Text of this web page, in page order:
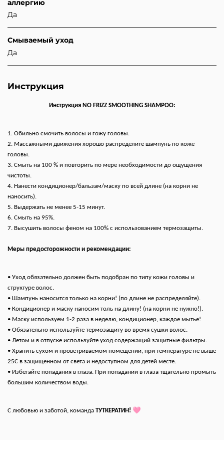
аллергию
Да
Смываемый уход
Да
Инструкция
Инструкция NO FRIZZ SMOOTHING SHAMPOO:
1. Обильно смочить волосы и гожу головы.
2. Массажными движения хорошо распределите шампунь по коже
головы.
3. Смыть на 100 % и повторить по мере необходимости до ощущения
чистоты.
4. Нанести кондиционер/бальзам/маску по всей длине (на корни не
наносить).
5. Выдержать не менее 5-15 минут.
6. Смыть на 95%.
7. Высушить волосы феном на 100% с использованием термозащиты.
Меры предосторожности и рекомендации:
• Уход обязательно должен быть подобран по типу кожи головы и
структуре волос.
• Шампунь наносится только на корни! (по длине не распределяйте).
• Кондиционер и маску наносим толь на длину! (на корни не нужно!).
• Маску используем 1-2 раза в неделю, кондиционер, каждое мытье!
• Обязательно используйте термозащиту во время сушки волос.
• Летом и в отпуске используйте уход содержащий защитные фильтры.
• Хранить сухом и проветриваемом помещении, при температуре не выше
25С в защищенном от света и недоступном для детей месте.
• Избегайте попадания в глаза. При попадании в глаза тщательно промыть
большим количеством воды.
С любовью и заботой, команда ТУТКЕРАТИН! 🩷